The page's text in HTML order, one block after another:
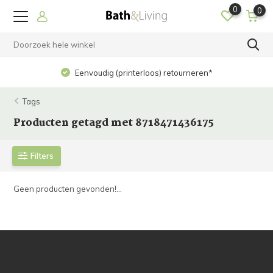
0 0
Eenvoudig (printerloos) retourneren*
Tags
Producten getagd met 8718471436175
Filters
Geen producten gevonden!...